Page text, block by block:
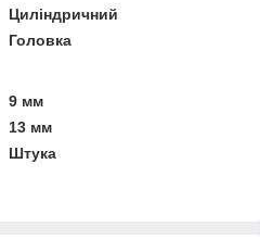
Циліндричний
Головка
9 мм
13 мм
Штука